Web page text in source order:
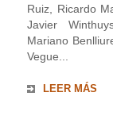
Ruiz, Ricardo
Javier
Mariano
Vegue...
LEER MÁS